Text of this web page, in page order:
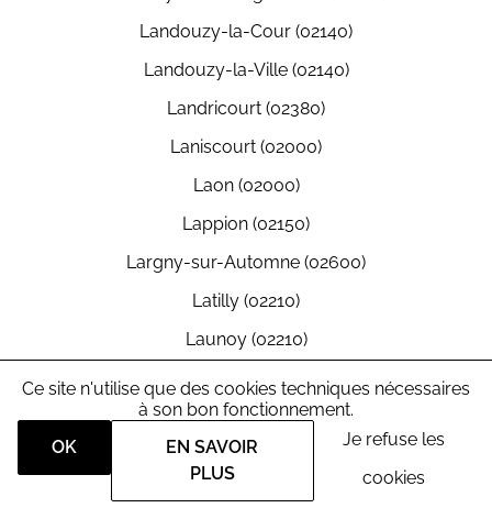
Landouzy-la-Cour (02140)
Landouzy-la-Ville (02140)
Landricourt (02380)
Laniscourt (02000)
Laon (02000)
Lappion (02150)
Largny-sur-Automne (02600)
Latilly (02210)
Launoy (02210)
Laval-en-Laonnois (02860)
Lavaqueresse (02450)
Laversine (02600)
Ce site n'utilise que des cookies techniques nécessaires
à son bon fonctionnement.
OK
EN SAVOIR
PLUS
Je refuse les
cookies